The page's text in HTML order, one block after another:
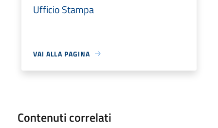
Ufficio Stampa
VAI ALLA PAGINA
Contenuti correlati